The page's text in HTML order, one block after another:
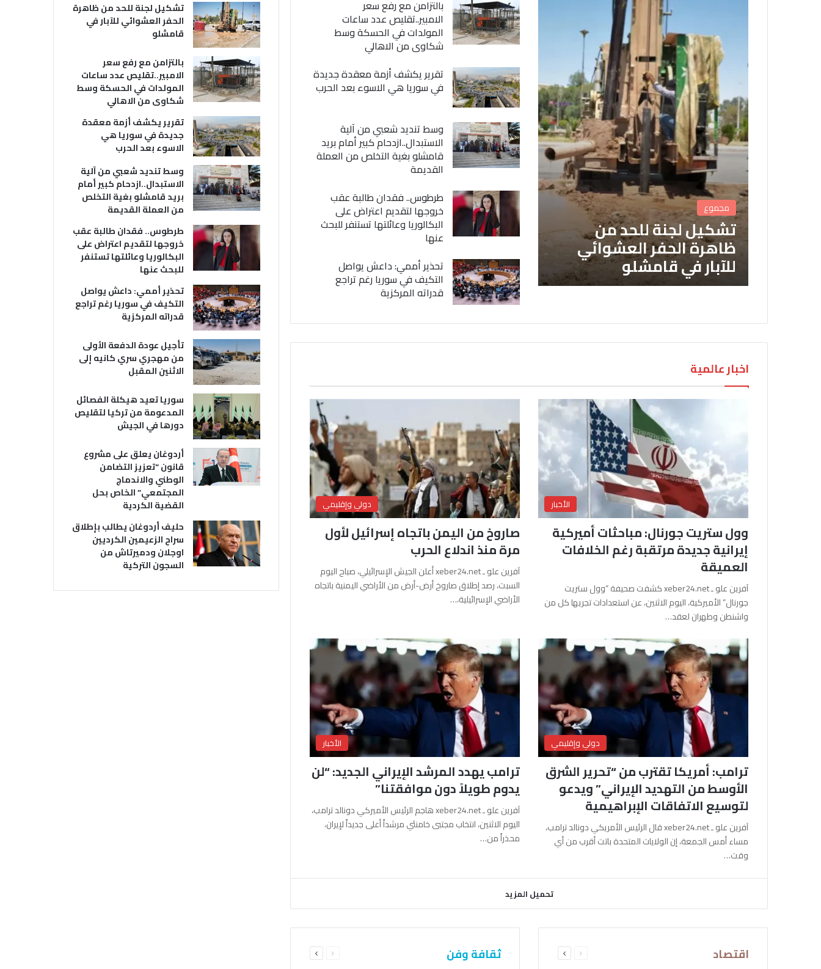
مجموع
تشكيل لجنة للحد من
ظاهرة الحفر العشوائي
للآبار في قامشلو
بالتزامن مع رفع سعر
الامبير..تقليص عدد ساعات
المولدات في الحسكة وسط
شكاوى من الاهالي
تقرير يكشف أزمة معقدة جديدة
في سوريا هي الاسوء بعد الحرب
وسط تنديد شعبي من آلية
الاستبدال..ازدحام كبير أمام بريد
قامشلو بغية التخلص من العملة
القديمة
طرطوس.. فقدان طالبة عقب
خروجها لتقديم اعتراض على
البكالوريا وعائلتها تستنفر للبحث
عنها
تحذير أممي: داعش يواصل
التكيف في سوريا رغم تراجع
قدراته المركزية
اخبار عالمية
الأخبار
وول ستريت جورنال: مباحثات أميركية
إيرانية جديدة مرتقبة رغم الخلافات
العميقة
آفرين علو ـ xeber24.net كشفت صحيفة “وول ستريت
جورنال” الأميركية، اليوم الاثنين، عن استعدادات تجريها كل من
واشنطن وطهران لعقد…
دولي وإقليمي
صاروخ من اليمن باتجاه إسرائيل لأول
مرة منذ اندلاع الحرب
آفرين علو ـ xeber24.net أعلن الجيش الإسرائيلي، صباح اليوم
السبت، رصد إطلاق صاروخ أرض-أرض من الأراضي اليمنية باتجاه
الأراضي الإسرائيلية،…
دولي وإقليمي
ترامب: أمريكا تقترب من “تحرير الشرق
الأوسط من التهديد الإيراني” ويدعو
لتوسيع الاتفاقات الإبراهيمية
آفرين علو ـ xeber24.net قال الرئيس الأمريكي دونالد ترامب،
مساء أمس الجمعة، إن الولايات المتحدة باتت أقرب من أي
وقت…
الأخبار
ترامب يهدد المرشد الإيراني الجديد: “لن
يدوم طويلاً دون موافقتنا”
آفرين علو ـ xeber24.net هاجم الرئيس الأميركي دونالد ترامب،
اليوم الاثنين، انتخاب مجتبى خامنئي مرشداً أعلى جديداً لإيران،
محذراً من…
تحميل المزيد
اقتصاد الصفحةالصفحة
ثقافة وفن الصفحةالصفحة
تشكيل لجنة للحد من ظاهرة
الحفر العشوائي للآبار في
قامشلو
بالتزامن مع رفع سعر
الامبير..تقليص عدد ساعات
المولدات في الحسكة وسط
شكاوى من الاهالي
تقرير يكشف أزمة معقدة
جديدة في سوريا هي
الاسوء بعد الحرب
وسط تنديد شعبي من آلية
الاستبدال..ازدحام كبير أمام
بريد قامشلو بغية التخلص
من العملة القديمة
طرطوس.. فقدان طالبة عقب
خروجها لتقديم اعتراض على
البكالوريا وعائلتها تستنفر
للبحث عنها
تحذير أممي: داعش يواصل
التكيف في سوريا رغم تراجع
قدراته المركزية
تأجيل عودة الدفعة الأولى
من مهجري سري كانيه إلى
الاثنين المقبل
سوريا تعيد هيكلة الفصائل
المدعومة من تركيا لتقليص
دورها في الجيش
أردوغان يعلق على مشروع
قانون “تعزيز التضامن
الوطني والاندماج
المجتمعي” الخاص بحل
القضية الكردية
حليف أردوغان يطالب بإطلاق
سراح الزعيمين الكرديين
اوجلان ودميرتاش من
السجون التركية